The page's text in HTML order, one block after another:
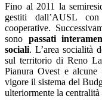
Fino al 2011 la
gestiti dall’AUSL
cooperative.
sono passati
sociali. L’area socialità
sul territorio di Reno
Pianura Ovest e
vigore il sistema del
ulteriormente la centralità